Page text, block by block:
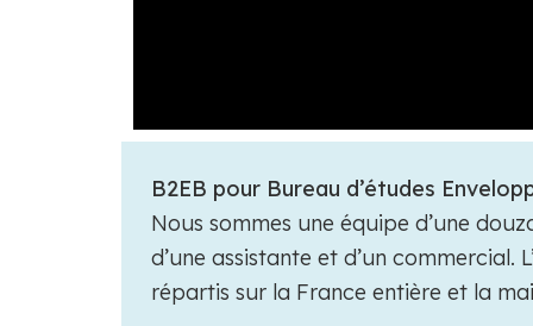
B2EB pour Bureau d’études
Nous sommes une équipe d’une
d’une assistante et d’un commercial.
répartis sur la France entière et la